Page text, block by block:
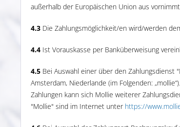
außerhalb der Europäischen Union aus
4.3 Die Zahlungsmöglichkeit/en wird/werden
4.4 Ist Vorauskasse per Banküberweisung
4.5 Bei Auswahl einer über den Zahlungsdienst
Amsterdam, Niederlande (im Folgenden:
Zahlungen kann sich Mollie weiterer
"Mollie" sind im Internet unter https://